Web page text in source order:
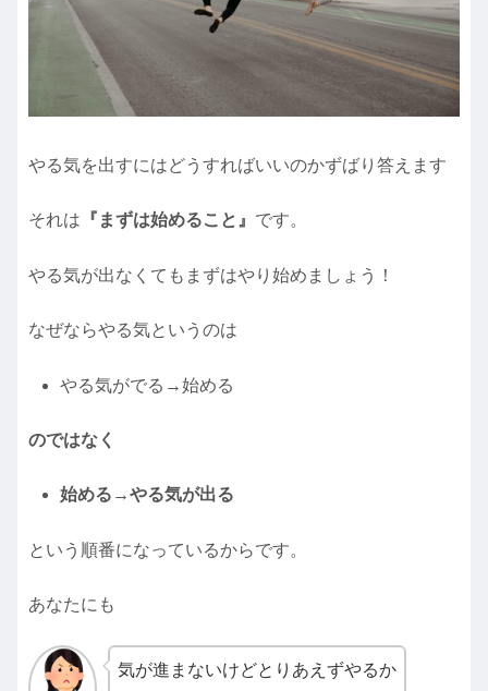
やる気を出すにはどうすればいいのかずばり答えます
それは 『まずは始めること』 です。
やる気が出なくてもまずはやり始めましょう！
なぜならやる気というのは
やる気がでる→始める
のではなく
始める→やる気が出る
という順番になっているからです。
あなたにも
気が進まないけどとりあえずやるか